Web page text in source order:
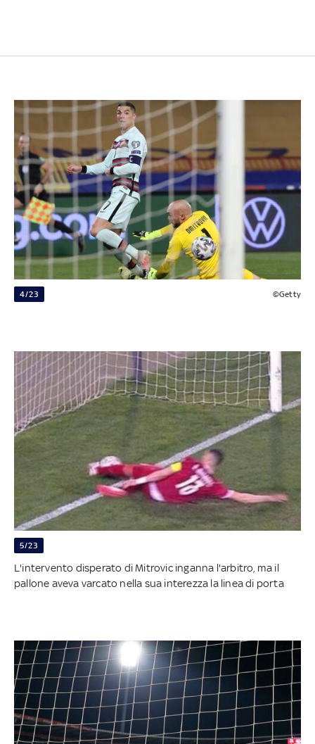
4/23 ©Getty
5/23
L'intervento disperato di Mitrovic inganna l'arbitro, ma il
pallone aveva varcato nella sua interezza la linea di porta